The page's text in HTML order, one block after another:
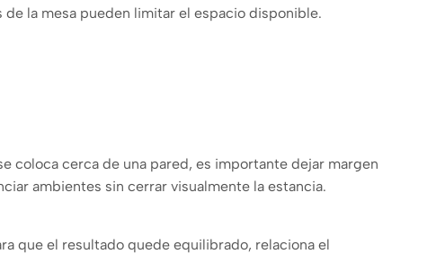
la mesa pueden limitar el espacio disponible.
coloca cerca de una pared, es importante dejar margen
ambientes sin cerrar visualmente la estancia.
que el resultado quede equilibrado, relaciona el